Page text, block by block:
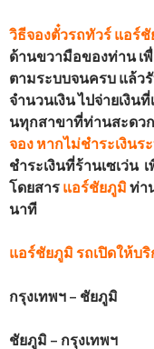
วิธีจองตั๋วรถทัวร์ แอร์
ด้านขวามือของท่าน เ
ตามระบบจนครบ แล้ว
จำนวนเงิน ไปจ่ายเงินที่
นทุกสาขาที่ท่านสะดวก
จอง หากไม่ชำระเงิน
ชำระเงินที่ร้านเซเว่น
โดยสาร แอร์ชัยภูมิท่า
นาที
แอร์ชัยภูมิรถเปิดให้บ
กรุงเทพฯ – ชัยภูมิ
ชัยภูมิ – กรุงเทพฯ